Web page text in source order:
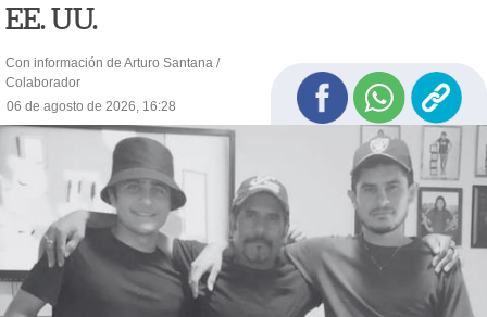
EE. UU.
Con información de Arturo Santana /
Colaborador
06 de agosto de 2026, 16:28